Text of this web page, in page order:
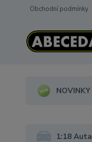
Obchodní podmínky
NOVINKY
1:18 Auta